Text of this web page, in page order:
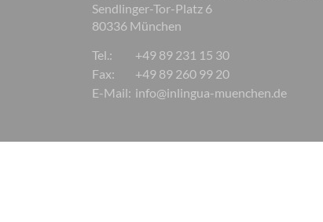
Sendlinger-Tor-Platz 6
80336 München
Tel.:
+49 89 231 15 30
Fax:
+49 89 260 99 20
E-Mail: info@inlingua-muenchen.de